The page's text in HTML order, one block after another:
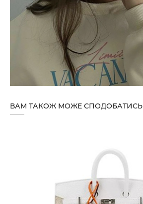
ВАМ ТАКОЖ МОЖЕ СПОДОБАТИСЬ